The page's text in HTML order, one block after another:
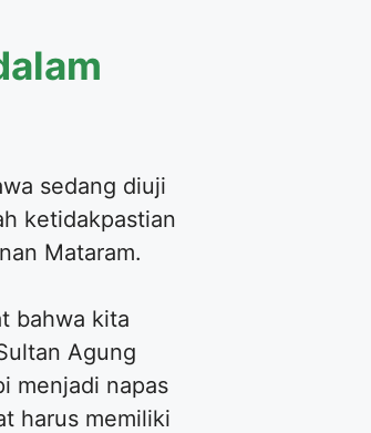
sedang diuji
ketidakpastian
Mataram.
bahwa kita
Agung
menjadi napas
harus memiliki